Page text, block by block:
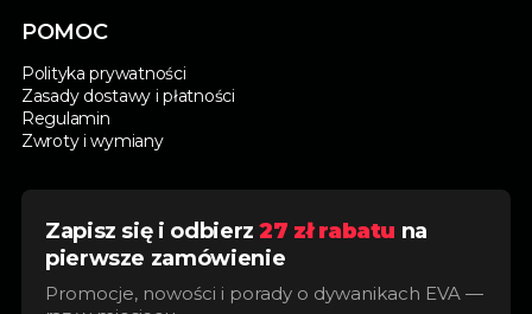
POMOC
Polityka prywatności
Zasady dostawy i płatności
Regulamin
Zwroty i wymiany
Zapisz się i odbierz27 zł rabatu na
pierwsze zamówienie
Promocje, nowości i porady o dywanikach EVA —